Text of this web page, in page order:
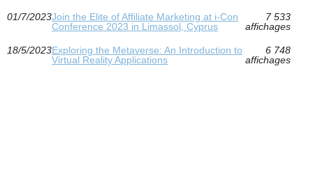
01/7/2023Join the Elite of Affiliate Marketing at i-Con
Conference 2023 in Limassol, Cyprus
7 533
affichages
18/5/2023Exploring the Metaverse: An Introduction to
Virtual Reality Applications
6 748
affichages